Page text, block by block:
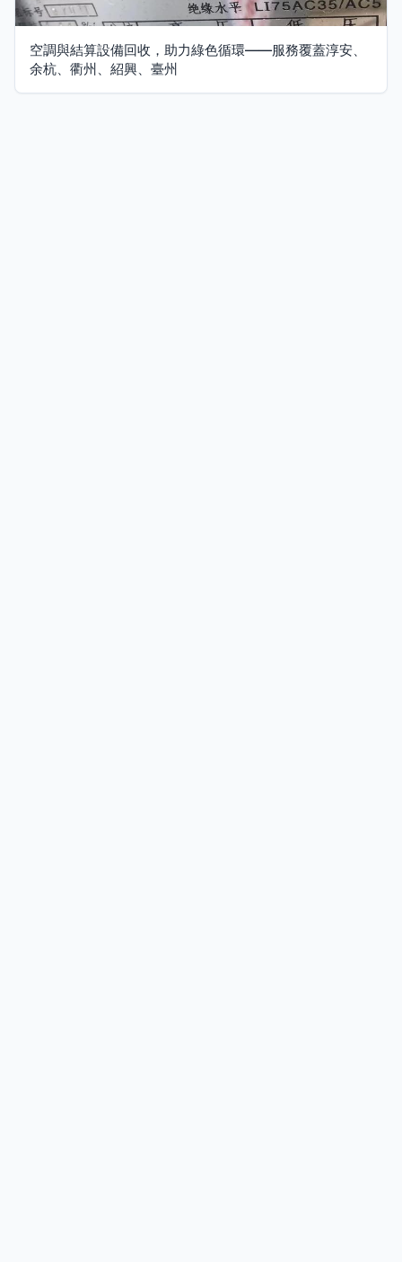
空調與結算設備回收，助力綠色循環——服務覆蓋淳安、
余杭、衢州、紹興、臺州